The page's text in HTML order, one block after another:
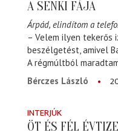
A SENKI FÁJA
Árpád, elindítom a
– Velem ilyen
beszélgetést, amivel
A régmúltból
Bérczes László
INTERJÚK
ÖT ÉS FÉL